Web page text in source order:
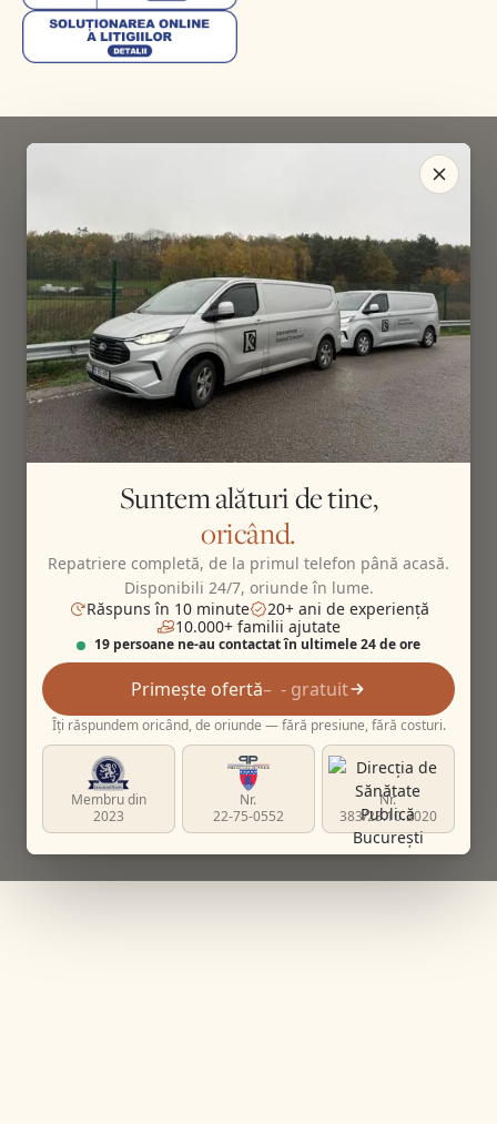
Suntem alături de tine,
oricând.
Repatriere completă, de la primul telefon până acasă.
Disponibili 24/7, oriunde în lume.
Răspuns în 10 minute
20+ ani de experiență
10.000+ familii ajutate
19 persoane ne-au contactat în ultimele 24 de ore
Primește ofertă - gratuit
Îți răspundem oricând, de oriunde — fără presiune, fără costuri.
Membru din
2023
Nr.
22-75-0552
Nr.
383/23.10.2020